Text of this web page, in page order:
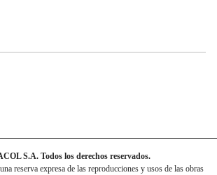
S.A. Todos los derechos reservados.
reserva expresa de las reproducciones y usos de las obras